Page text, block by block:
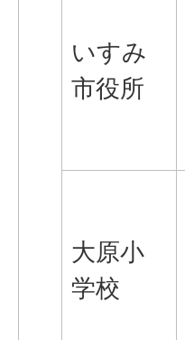
いすみ
市役所
大原小
学校